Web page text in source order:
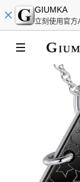
GIUMKA
立刻使用官方